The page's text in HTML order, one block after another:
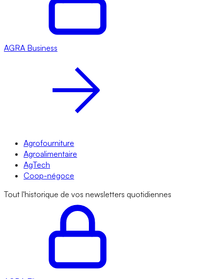
AGRA Business
Agrofourniture
Agroalimentaire
AgTech
Coop-négoce
Tout l'historique de vos newsletters quotidiennes